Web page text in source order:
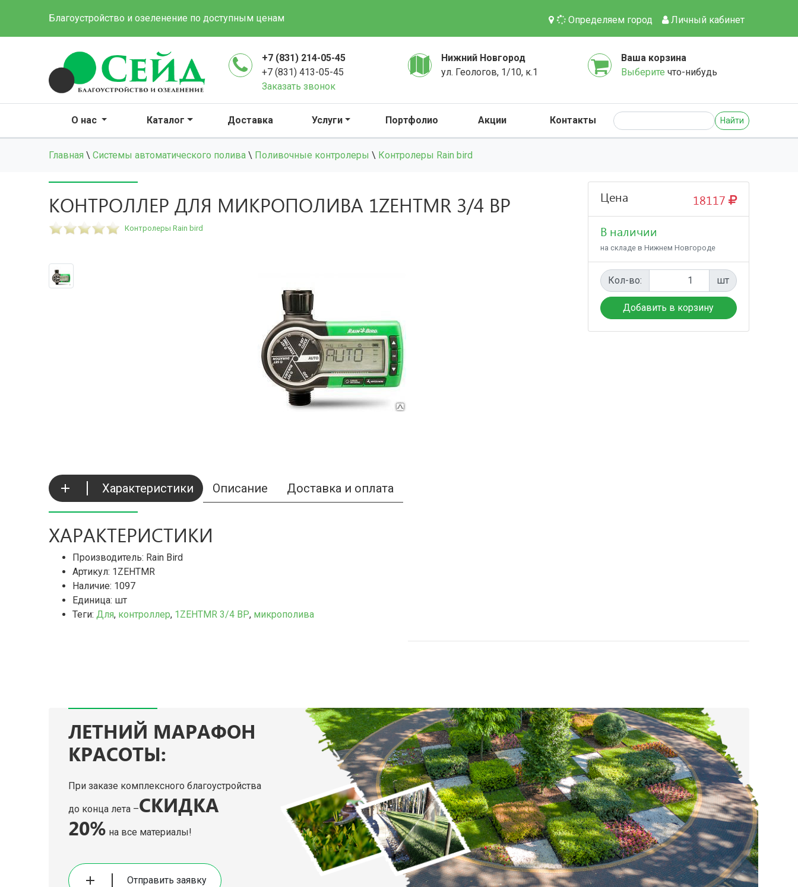
Благоустройство и озеленение по доступным ценам Определяем город Личный кабинет
+7 (831) 214-05-45
+7 (831) 413-05-45
Заказать звонок
Нижний Новгород
ул. Геологов, 1/10, к.1
Ваша корзина
Выберите что-нибудь
О нас Каталог Доставка Услуги Портфолио Акции Контакты Найти
Главная \ Системы автоматического полива \ Поливочные контролеры \ Контролеры Rain bird
КОНТРОЛЛЕР ДЛЯ МИКРОПОЛИВА 1ZEHTMR 3/4 ВР
Контролеры Rain bird
Цена
18117
В наличии
на складе в Нижнем Новгороде
Кол-во: шт
Характеристики Описание Доставка и оплата
ХАРАКТЕРИСТИКИ
Производитель: Rain Bird
Артикул: 1ZEHTMR
Наличие: 1097
Единица: шт
Теги: Для, контроллер, 1ZEHTMR 3/4 ВР, микрополива
ЛЕТНИЙ МАРАФОН
КРАСОТЫ:
При заказе комплексного благоустройства
до конца лета –СКИДКА
20% на все материалы!
Отправить заявку